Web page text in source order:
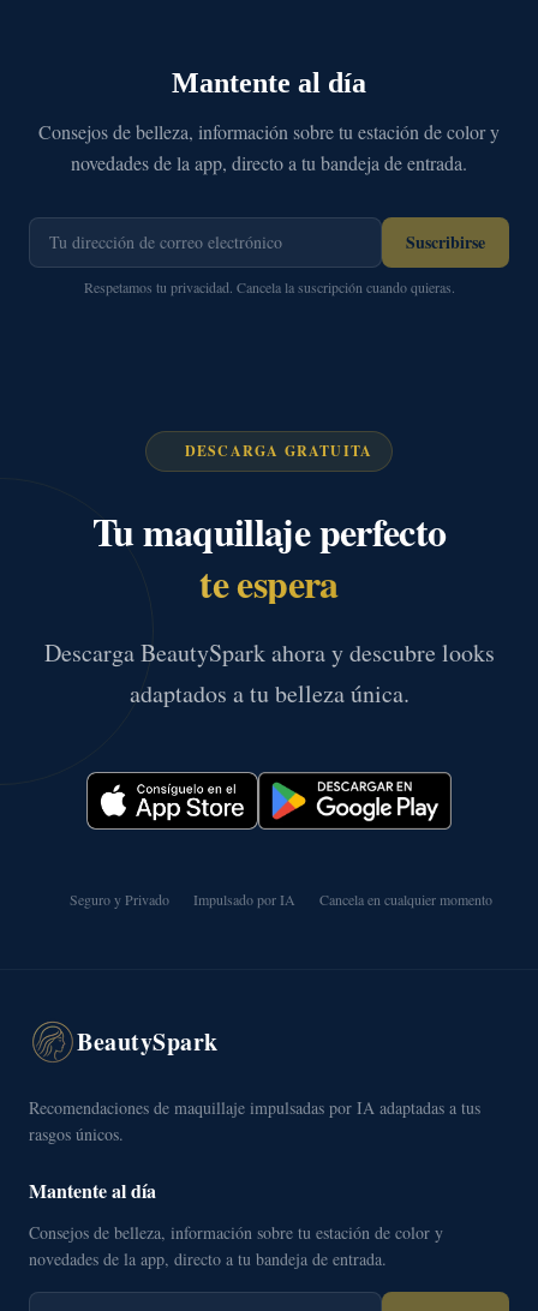
Mantente al día
Consejos de belleza, información sobre tu estación de color y
novedades de la app, directo a tu bandeja de entrada.
Suscribirse
Respetamos tu privacidad. Cancela la suscripción cuando quieras.
DESCARGA GRATUITA
Tu maquillaje perfecto
te espera
Descarga BeautySpark ahora y descubre looks
adaptados a tu belleza única.
Seguro y Privado Impulsado por IA Cancela en cualquier momento
BeautySpark
Recomendaciones de maquillaje impulsadas por IA adaptadas a tus
rasgos únicos.
Mantente al día
Consejos de belleza, información sobre tu estación de color y
novedades de la app, directo a tu bandeja de entrada.